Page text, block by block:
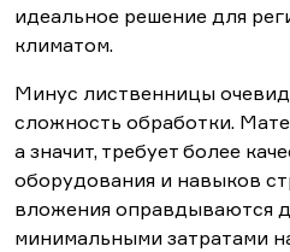
идеальное решение для
климатом.
Минус лиственницы
сложность обработки.
а значит, требует более
оборудования и навыков
вложения оправдываются
минимальными затратами